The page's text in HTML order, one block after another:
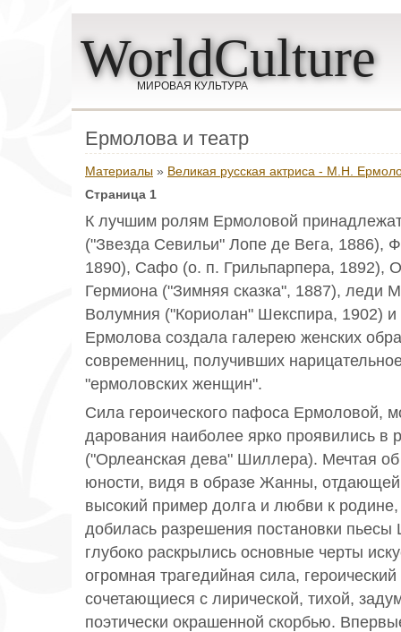
WorldCulture
МИРОВАЯ КУЛЬТУРА
Ермолова и театр
Материалы » Великая русская актриса - М.Н.
Страница 1
К лучшим ролям Ермоловой
("Звезда Севильи" Лопе де Вега, 1886),
1890), Сафо (о. п. Грильпарпера, 1892),
Гермиона ("Зимняя сказка", 1887), леди
Волумния ("Кориолан" Шекспира, 1902) и
Ермолова создала галерею женских
современниц, получивших
"ермоловских женщин".
Сила героического пафоса Ермоловой,
дарования наиболее ярко проявились в
("Орлеанская дева" Шиллера). Мечтая об
юности, видя в образе Жанны, отдающей
высокий пример долга и любви к
добилась разрешения постановки
глубоко раскрылись основные черты
огромная трагедийная сила,
сочетающиеся с лирической, тихой,
поэтически окрашенной скорбью.